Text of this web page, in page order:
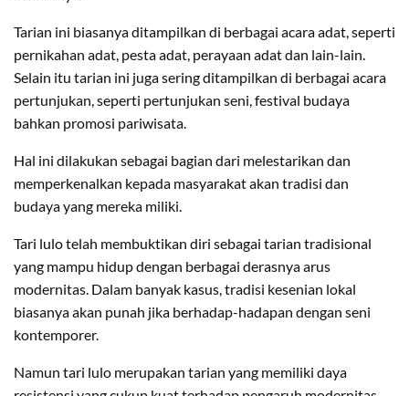
Tarian ini biasanya ditampilkan di berbagai acara adat, seperti
pernikahan adat, pesta adat, perayaan adat dan lain-lain.
Selain itu tarian ini juga sering ditampilkan di berbagai acara
pertunjukan, seperti pertunjukan seni, festival budaya
bahkan promosi pariwisata.
Hal ini dilakukan sebagai bagian dari melestarikan dan
memperkenalkan kepada masyarakat akan tradisi dan
budaya yang mereka miliki.
Tari lulo telah membuktikan diri sebagai tarian tradisional
yang mampu hidup dengan berbagai derasnya arus
modernitas. Dalam banyak kasus, tradisi kesenian lokal
biasanya akan punah jika berhadap-hadapan dengan seni
kontemporer.
Namun tari lulo merupakan tarian yang memiliki daya